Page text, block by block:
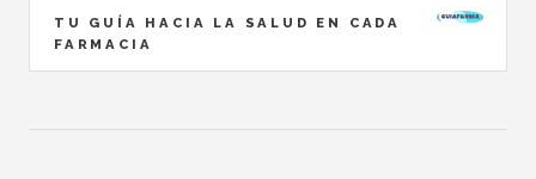
TU GUÍA HACIA LA SALUD EN CADA
FARMACIA